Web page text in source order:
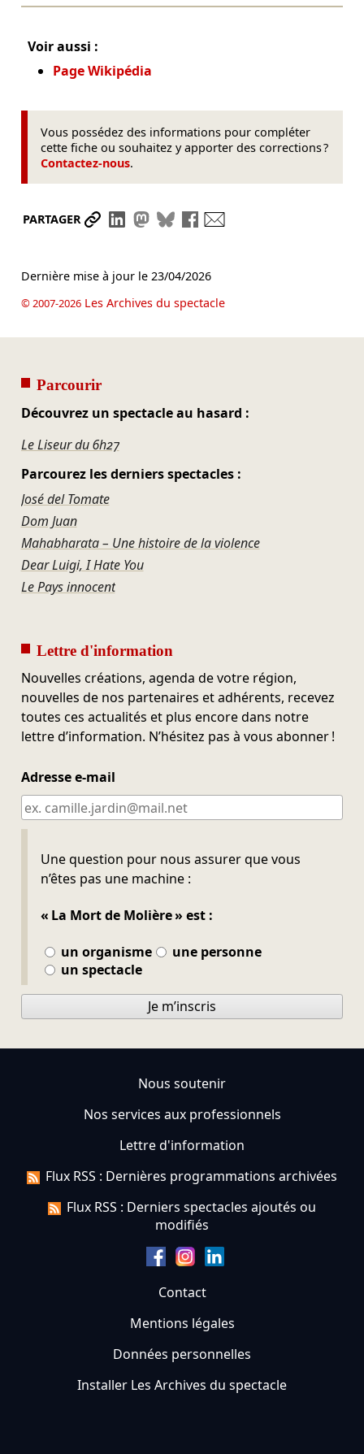
Voir aussi :
Page Wikipédia
Vous possédez des informations pour compléter
cette fiche ou souhaitez y apporter des corrections ?
Contactez-nous.
PARTAGER Partager le lien
Partager sur LinkedIn
Partager sur Mastodon
Partager sur Bluesky
Partager sur Facebook
Dernière mise à jour le 23/04/2026
© 2007-2026Les Archives du spectacle
Parcourir
Découvrez un spectacle au hasard :
Le Liseur du 6h27
Parcourez les derniers spectacles :
José del Tomate
Dom Juan
Mahabharata – Une histoire de la violence
Dear Luigi, I Hate You
Le Pays innocent
Lettre d'information
Nouvelles créations, agenda de votre région,
nouvelles de nos partenaires et adhérents, recevez
toutes ces actualités et plus encore dans notre
lettre d’information. N’hésitez pas à vous abonner !
Adresse e-mail
Une question pour nous assurer que vous
n’êtes pas une machine :
« La Mort de Molière » est :
un organisme
une personne
un spectacle
Ne pas remplir
Je m’inscris
Nous soutenir
Nos services aux professionnels
Lettre d'information
Flux RSS : Dernières programmations archivées
Flux RSS : Derniers spectacles ajoutés ou
modifiés
Contact
Mentions légales
Données personnelles
Installer Les Archives du spectacle